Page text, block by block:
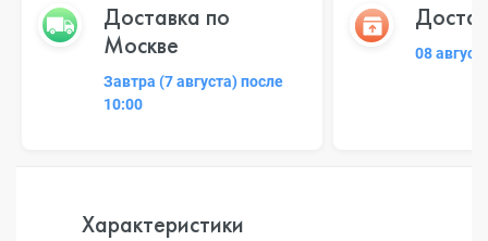
Доставка по
Москве
Завтра (7 августа) после
10:00
08
Характеристики